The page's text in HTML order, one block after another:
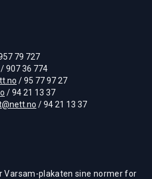
79 727
907 36 774
/ 95 77 97 27
/ 94 21 13 37
/ 94 21 13 37
Varsam-plakaten sine normer for